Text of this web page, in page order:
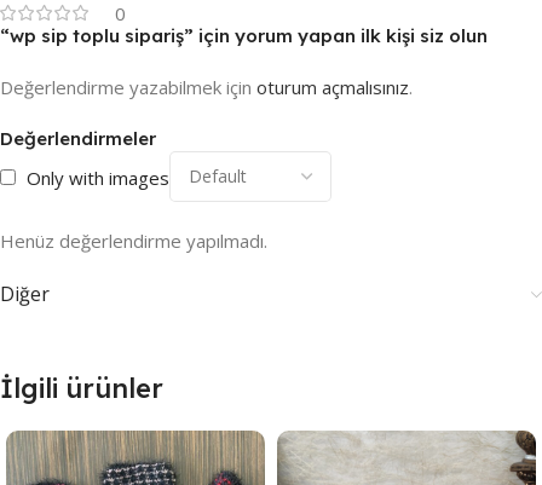
0
Değerlendirmeler
Only with images
Henüz değerlendirme yapılmadı.
“wp sip toplu sipariş” için yorum yapan ilk kişi siz olun
Değerlendirme yazabilmek için oturum açmalısınız.
Diğer
İlgili ürünler